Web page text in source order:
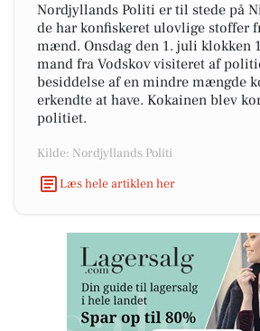
Nordjyllands Politi er til stede på
de har konfiskeret ulovlige stoffer
mænd. Onsdag den 1. juli klokken
mand fra Vodskov visiteret af
besiddelse af en mindre mængde
erkendte at have. Kokainen blev
politiet.
Kilde: Nordjyllands Politi
Læs hele artiklen her